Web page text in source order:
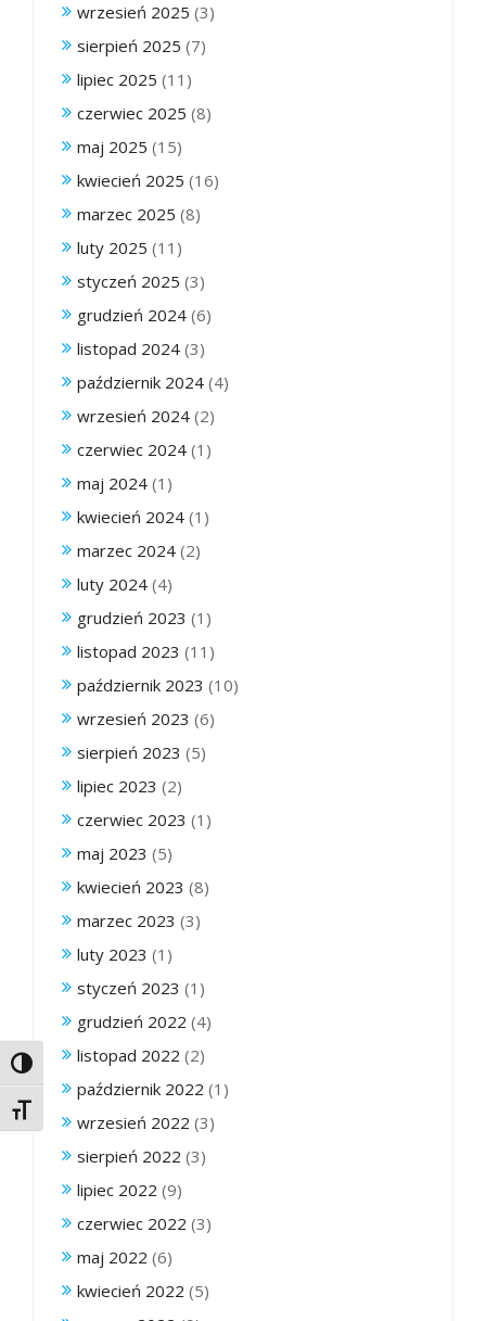
Toggle High Contrast
Toggle Font size
wrzesień 2025 (3)
sierpień 2025 (7)
lipiec 2025 (11)
czerwiec 2025 (8)
maj 2025 (15)
kwiecień 2025 (16)
marzec 2025 (8)
luty 2025 (11)
styczeń 2025 (3)
grudzień 2024 (6)
listopad 2024 (3)
październik 2024 (4)
wrzesień 2024 (2)
czerwiec 2024 (1)
maj 2024 (1)
kwiecień 2024 (1)
marzec 2024 (2)
luty 2024 (4)
grudzień 2023 (1)
listopad 2023 (11)
październik 2023 (10)
wrzesień 2023 (6)
sierpień 2023 (5)
lipiec 2023 (2)
czerwiec 2023 (1)
maj 2023 (5)
kwiecień 2023 (8)
marzec 2023 (3)
luty 2023 (1)
styczeń 2023 (1)
grudzień 2022 (4)
listopad 2022 (2)
październik 2022 (1)
wrzesień 2022 (3)
sierpień 2022 (3)
lipiec 2022 (9)
czerwiec 2022 (3)
maj 2022 (6)
kwiecień 2022 (5)